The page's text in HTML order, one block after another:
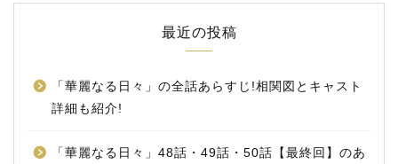
最近の投稿
「華麗なる日々」の全話あらすじ!相関図とキャスト
詳細も紹介!
「華麗なる日々」48話・49話・50話【最終回】のあ